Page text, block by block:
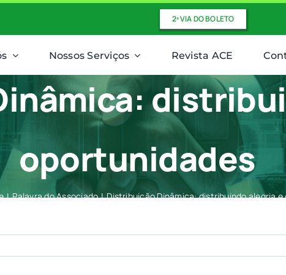
2ª VIA DO BOLETO
Nossos Serviços Revista ACE
oportunidades
Palavra do Associado Distribuição Dinâmica: distribuindo alegria